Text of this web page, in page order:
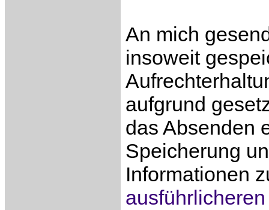
An mich
insoweit
aufgrund
das Absenden
Speicherung
Informationen